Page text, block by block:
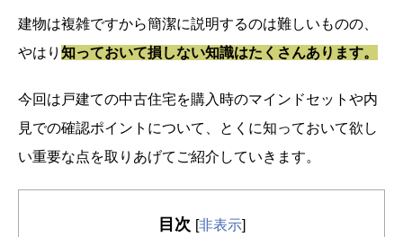
建物は複雑ですから簡潔に説明するのは難しいものの、
やはり 知っておいて損しない知識はたくさんあります。
今回は戸建ての中古住宅を購入時のマインドセットや内
見での確認ポイントについて、とくに知っておいて欲し
い重要な点を取りあげてご紹介していきます。
目次 [非表示]